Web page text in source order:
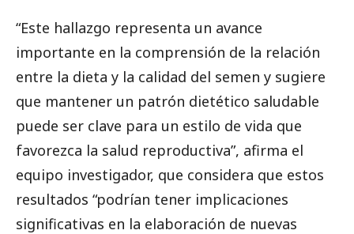
“Este hallazgo representa un avance
importante en la comprensión de la relación
entre la dieta y la calidad del semen y sugiere
que mantener un patrón dietético saludable
puede ser clave para un estilo de vida que
favorezca la salud reproductiva”, afirma el
equipo investigador, que considera que estos
resultados “podrían tener implicaciones
significativas en la elaboración de nuevas